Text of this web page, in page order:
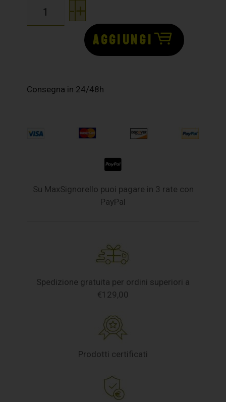
-+
AGGIUNGI
Consegna in 24/48h
Su MaxSignorello puoi pagare in 3 rate con
PayPal
Spedizione gratuita per ordini superiori a
€129,00
Prodotti certificati